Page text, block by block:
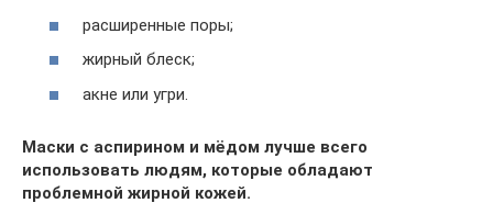
расширенные поры;
жирный блеск;
акне или угри.
Маски с аспирином и мёдом лучше всего
использовать людям, которые обладают
проблемной жирной кожей.